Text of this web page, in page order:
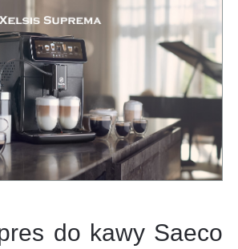
do kawy Saeco